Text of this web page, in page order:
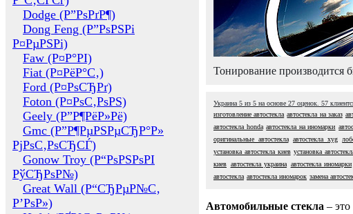
Dodge (Р”РѕРґР¶)
Dong Feng (Р”РѕРЅРі
Р¤РµРЅРі)
Faw (Р¤Р°РІ)
Fiat (Р¤РёР°С‚)
Ford (Р¤РѕСЂРґ)
Foton (Р¤РѕС‚РѕРЅ)
Geely (Р”Р¶РёР»Рё)
Gmc (Р”Р¶РµРЅРµСЂР°Р»
РјРѕС‚РѕСЂСЃ)
Gonow Troy (Р“РѕРЅРѕРІ
РўСЂРѕР№)
Great Wall (Р“СЂРµР№С‚
Р’РѕР»)
Тонирование производится
Украина 5 из 5 на основе 27 оценок. 57
изготовление автостекла автостекла на заказ
автостекла honda автостекла на иномарки
оригинальные автостекла автостекла xyg
установка автостекла киев установка
киев автостекла украина автостекла иномарки
автостекла автостекла иномарок замена
Автомобильные стекла –